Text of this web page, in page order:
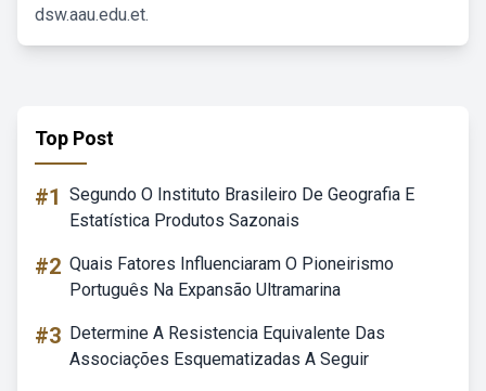
dsw.aau.edu.et.
Top Post
#1 Segundo O Instituto Brasileiro De Geografia E
Estatística Produtos Sazonais
#2 Quais Fatores Influenciaram O Pioneirismo
Português Na Expansão Ultramarina
#3 Determine A Resistencia Equivalente Das
Associações Esquematizadas A Seguir